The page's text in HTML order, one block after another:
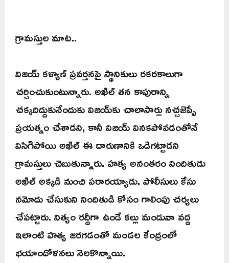
గ్రామస్తుల మాట..
విజయ్ కళ్యాణ్ ప్రవర్తనపై స్థానికులు రకరకాలుగా
చర్చించుకుంటున్నారు. అఖిల్ తన కాపురాన్ని
చక్కదిద్దుకునేందుకు విజయ్‌కు చాలాసార్లు నచ్చజెప్పే
ప్రయత్నం చేశాడని, కానీ విజయ్ వినకపోవడంతోనే
విసిగిపోయి అఖిల్ ఈ దారుణానికి ఒడిగట్టాడని
గ్రామస్తులు చెబుతున్నారు. హత్య అనంతరం నిందితుడు
అఖిల్ అక్కడి నుంచి పరారయ్యాడు. పోలీసులు కేసు
నమోదు చేసుకుని నిందితుడి కోసం గాలింపు చర్యలు
చేపట్టారు. నిత్యం రద్దీగా ఉండే కల్లు మండువా వద్ద
ఇలాంటి హత్య జరగడంతో మండల కేంద్రంలో
భయాందోళనలు నెలకొన్నాయి.